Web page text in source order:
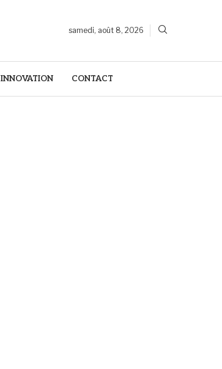
samedi, août 8, 2026
INNOVATION CONTACT